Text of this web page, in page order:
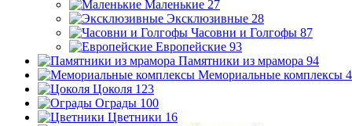
Маленькие 27
Эксклюзивные 28
Часовни и Голгофы 87
Европейские 93
Памятники из мрамора 94
Мемориальные комплексы
Цоколя 123
Ограды 100
Цветники 16